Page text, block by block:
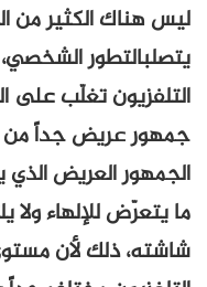
ليس هناك الكثير من
يتصلبالتطور
التلفزيون تغلّب على
جمهور عريض جداً من
الجمهور العريض الذي
ما يتعرّض للإلهاء
شاشته، ذلك لأن